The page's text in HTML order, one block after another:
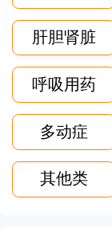
肝胆肾脏
呼吸用药
多动症
其他类